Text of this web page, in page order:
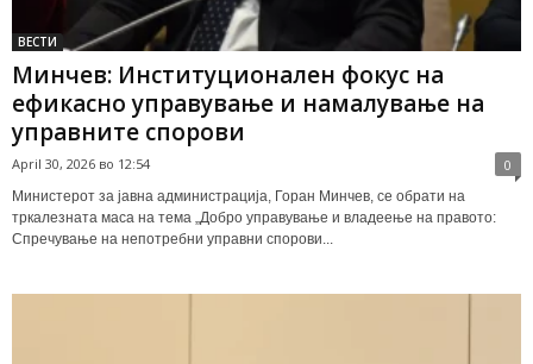
ВЕСТИ
Минчев: Институционален фокус на
ефикасно управување и намалување на
управните спорови
April 30, 2026 во 12:54 0
Министерот за јавна администрација, Горан Минчев, се обрати на
тркалезната маса на тема „Добро управување и владеење на правото:
Спречување на непотребни управни спорови...